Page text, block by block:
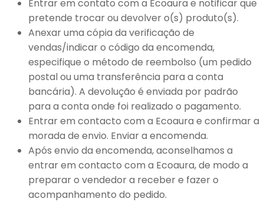
Entrar em contato com a Ecoaura e notificar que
pretende trocar ou devolver o(s) produto(s).
Anexar uma cópia da verificação de
vendas/indicar o código da encomenda,
especifique o método de reembolso (um pedido
postal ou uma transferência para a conta
bancária). A devolução é enviada por padrão
para a conta onde foi realizado o pagamento.
Entrar em contacto com a Ecoaura e confirmar a
morada de envio. Enviar a encomenda.
Após envio da encomenda, aconselhamos a
entrar em contacto com a Ecoaura, de modo a
preparar o vendedor a receber e fazer o
acompanhamento do pedido.